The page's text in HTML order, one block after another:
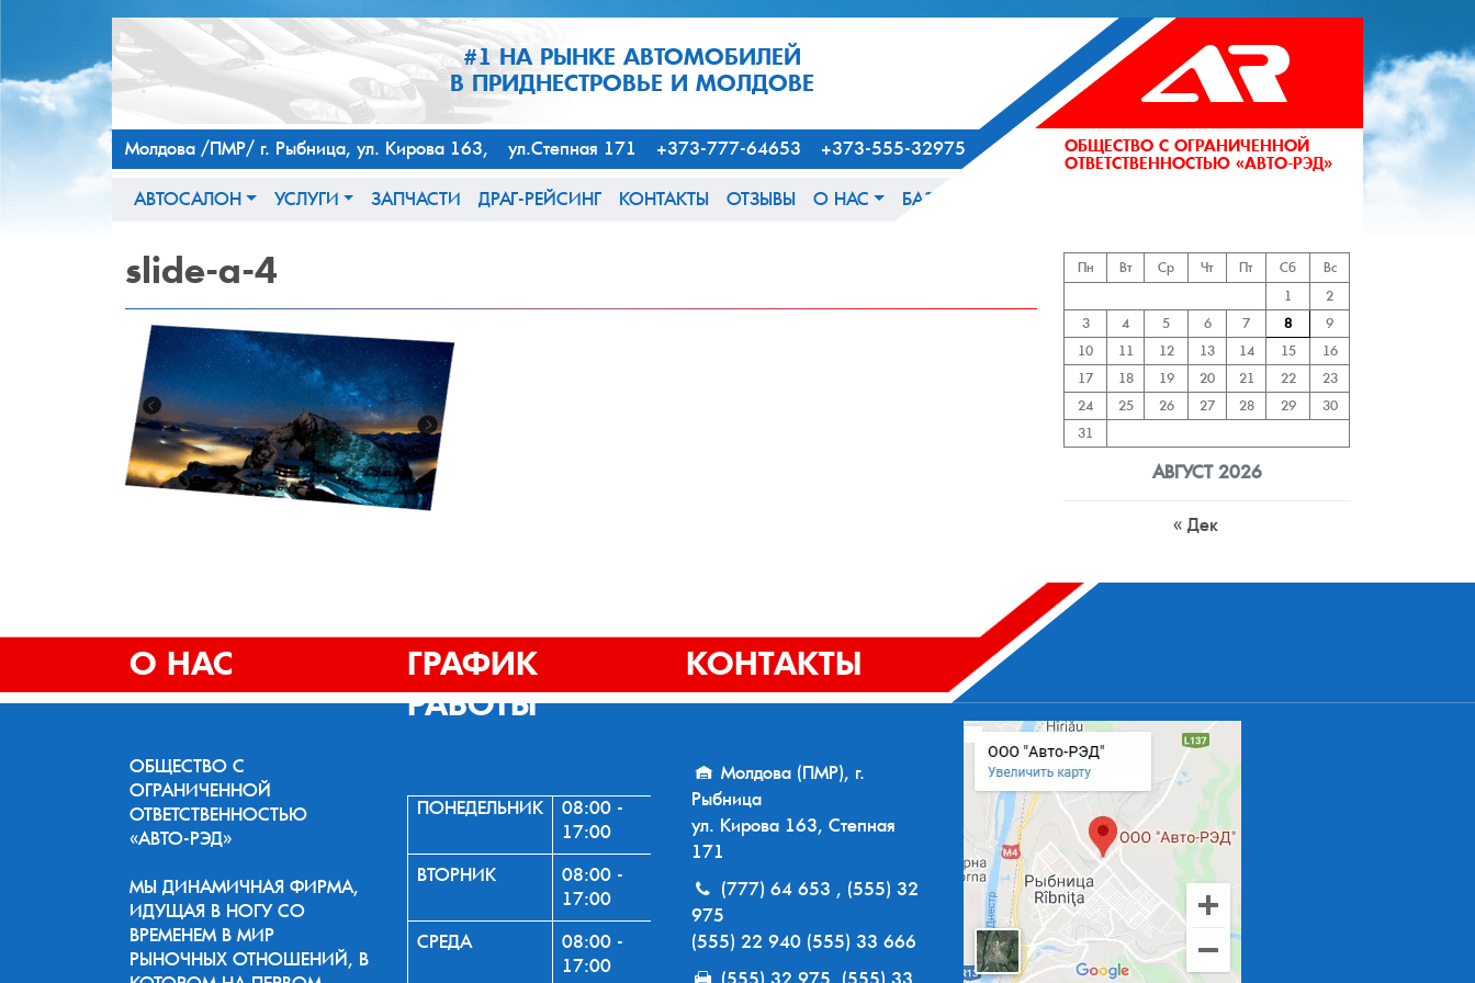
#1 НА РЫНКЕ АВТОМОБИЛЕЙ
В ПРИДНЕСТРОВЬЕ И МОЛДОВЕ
ОБЩЕСТВО С ОГРАНИЧЕННОЙ
ОТВЕТСТВЕННОСТЬЮ «АВТО-РЭД»
Молдова /ПМР/ г. Рыбница, ул. Кирова 163, ул.Степная 171 +373-777-64653 +373-555-32975
АВТОСАЛОН УСЛУГИ ЗАПЧАСТИ ДРАГ-РЕЙСИНГ КОНТАКТЫ ОТЗЫВЫ О НАС БАЗА ЗНАНИЙ
slide-a-4
АВГУСТ 2026
Пн Вт Ср Чт Пт Сб
Вс
1
2
3
4 5 6 7 8
9
10
11 12 13 14 15
16
17
18 19 20 21 22
23
24
25 26 27 28 29
30
31
« Дек
О НАС
ОБЩЕСТВО С
ОГРАНИЧЕННОЙ
ОТВЕТСТВЕННОСТЬЮ
«АВТО-РЭД»
МЫ ДИНАМИЧНАЯ ФИРМА,
ИДУЩАЯ В НОГУ СО
ВРЕМЕНЕМ В МИР
РЫНОЧНЫХ ОТНОШЕНИЙ, В
ГРАФИК
РАБОТЫ
ПОНЕДЕЛЬНИК
08:00 -
17:00
ВТОРНИК
08:00 -
17:00
СРЕДА
08:00 -
17:00
КОНТАКТЫ
Молдова (ПМР), г.
Рыбница
ул. Кирова 163, Степная
171
(777) 64 653 , (555) 32
975
(555) 22 940 (555) 33 666